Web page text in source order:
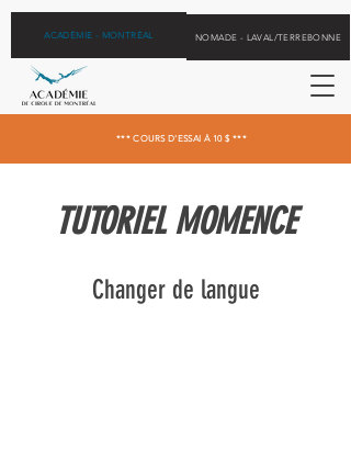
ACADÉMIE - MONTRÉAL NOMADE - LAVAL/TERREBONNE
*** COURS D'ESSAI À 10 $ ***
TUTORIEL MOMENCE
Changer de langue